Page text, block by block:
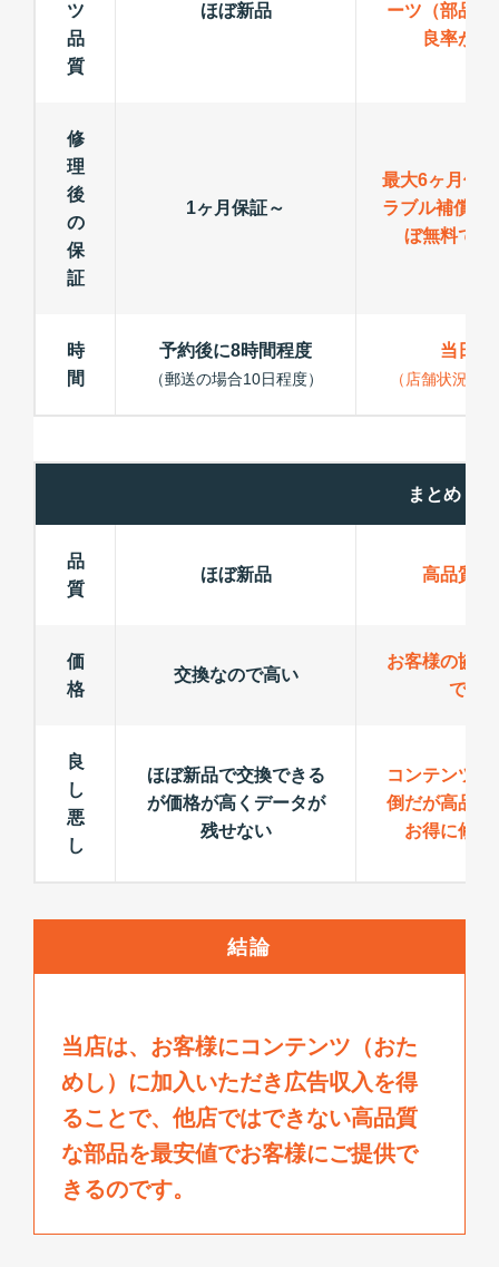
ツ
品
質
ほぼ新品
ーツ（部品）
良率が低
修
理
後
の
保
証
1ヶ月保証～
最大6ヶ月保
ラブル補償で
ぼ無料で修
時
間
予約後に8時間程度
（郵送の場合10日程度）
当日修
（店舗状況に
まとめ
品
質
ほぼ新品 高品質パ
価
格
交換なので高い
お客様の協力
でお
良
し
悪
し
ほぼ新品で交換できる
が価格が高くデータが
残せない
コンテンツ手
倒だが高品質
お得に修理
結論
当店は、お客様にコンテンツ（おた
めし）に加入いただき広告収入を得
ることで、 他店ではできない高品質
な部品を最安値でお客様にご提供で
きるのです。